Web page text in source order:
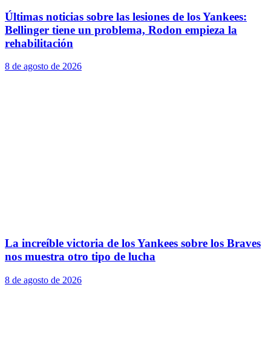
Últimas noticias sobre las lesiones de los Yankees:
Bellinger tiene un problema, Rodon empieza la
rehabilitación
8 de agosto de 2026
La increíble victoria de los Yankees sobre los Braves
nos muestra otro tipo de lucha
8 de agosto de 2026